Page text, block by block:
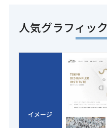
人気グラフィッ
イメージ